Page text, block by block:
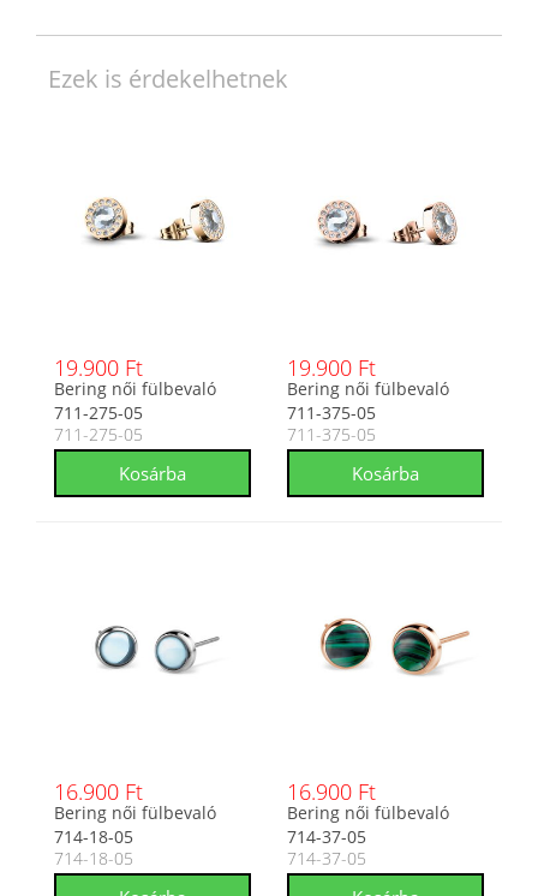
Ezek is érdekelhetnek
19.900 Ft
Bering női fülbevaló
711-275-05
711-275-05
19.900 Ft
Bering női fülbevaló
711-375-05
711-375-05
16.900 Ft
Bering női fülbevaló
714-18-05
714-18-05
16.900 Ft
Bering női fülbevaló
714-37-05
714-37-05